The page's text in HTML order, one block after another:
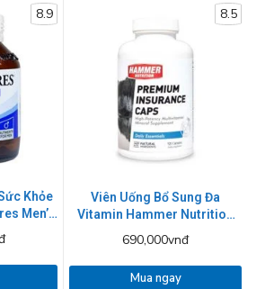
8.9
Khỏe
Men’s
8.5
Viên Uống Bổ Sung Đa
Vitamin Hammer Nutrition
690,000vnđ
Mua ngay